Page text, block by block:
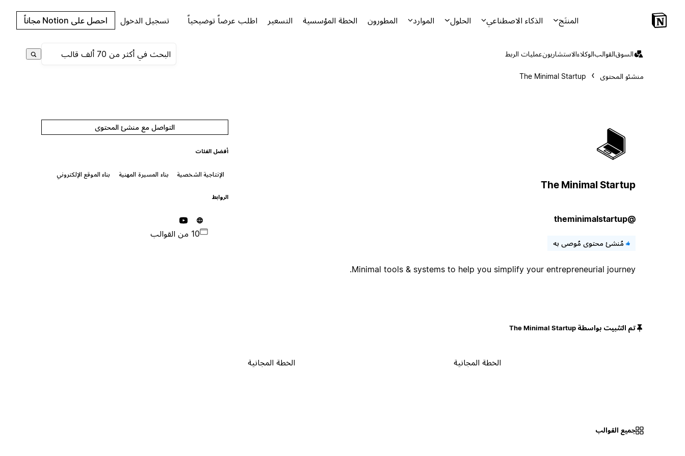
المنتَج الذكاء الاصطناعي الحلول الموارد المطورون الخطة المؤسسية التسعير اطلب عرضاً توضيحياً تسجيل الدخول احصل على Notion مجاناً
السوقالقوالبالوكلاءالاستشاريونعمليات الربط
منشئو المحتوى The Minimal Startup
The Minimal Startup
@theminimalstartup
مُنشئ محتوى مُوصى به
Minimal tools & systems to help you simplify your entrepreneurial journey.
التواصل مع منشئ المحتوى
أفضل الفئات
الإنتاجية الشخصية بناء المسيرة المهنية بناء الموقع الإلكتروني
الروابط
10 من القوالب
تم التثبيت بواسطة The Minimal Startup
الخطة المجانية الخطة المجانية
جميع القوالب